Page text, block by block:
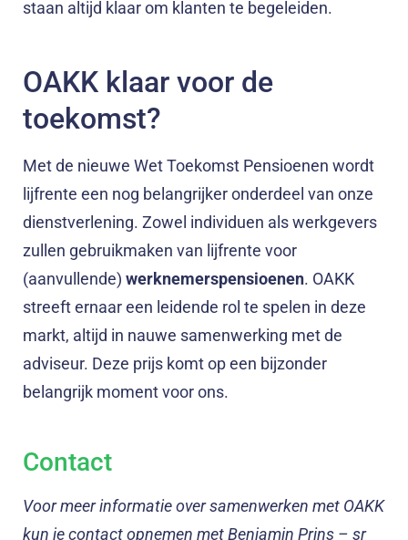
staan altijd klaar om klanten te begeleiden.
OAKK klaar voor de
toekomst?
Met de nieuwe Wet Toekomst Pensioenen wordt
lijfrente een nog belangrijker onderdeel van onze
dienstverlening. Zowel individuen als werkgevers
zullen gebruikmaken van lijfrente voor
(aanvullende) werknemerspensioenen. OAKK
streeft ernaar een leidende rol te spelen in deze
markt, altijd in nauwe samenwerking met de
adviseur. Deze prijs komt op een bijzonder
belangrijk moment voor ons.
Contact
Voor meer informatie over samenwerken met OAKK
kun je contact opnemen met Benjamin Prins – sr